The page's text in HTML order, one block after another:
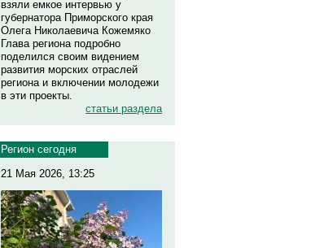
взяли емкое интервью у
губернатора Приморского края
Олега Николаевича Кожемяко
Глава региона подробно
поделился своим видением
развития морских отраслей
региона и включении молодежи
в эти проекты.
статьи раздела
Регион сегодня
21 Мая 2026, 13:25